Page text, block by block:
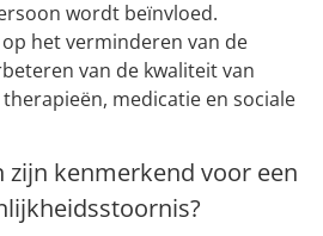
wordt beïnvloed.
het verminderen van de
van de kwaliteit van
medicatie en sociale
kenmerkend voor een